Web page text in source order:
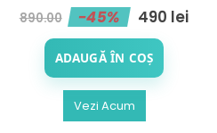
0out of 5
890.00 -45% 490 lei
ADAUGĂ ÎN COȘ
Vezi Acum